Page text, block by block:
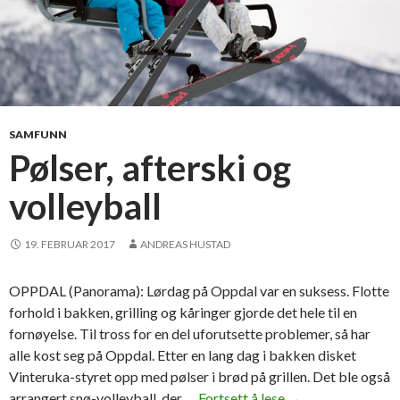
SAMFUNN
Pølser, afterski og
volleyball
19. FEBRUAR 2017 ANDREAS HUSTAD
OPPDAL (Panorama): Lørdag på Oppdal var en suksess. Flotte
forhold i bakken, grilling og kåringer gjorde det hele til en
fornøyelse. Til tross for en del uforutsette problemer, så har
alle kost seg på Oppdal. Etter en lang dag i bakken disket
Vinteruka-styret opp med pølser i brød på grillen. Det ble også